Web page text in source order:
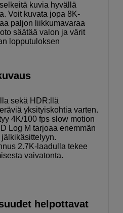
kuvia hyvällä
Voit kuvata jopa 8K-
paljon liikkumavaraa
säätää valon ja värit
lopputuloksen
sekä HDR:llä
yksityiskohtia varten.
4K/100 fps slow motion
Log M tarjoaa enemmän
2.7K-laadulla tekee
vaivatonta.
helpottavat